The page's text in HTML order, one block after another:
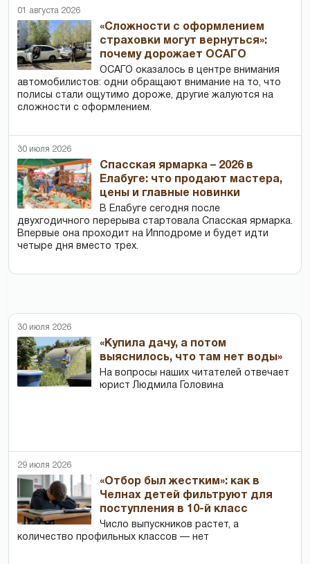
01 августа 2026
«Сложности с оформлением
страховки могут вернуться»:
почему дорожает ОСАГО
ОСАГО оказалось в центре внимания
автомобилистов: одни обращают внимание на то, что
полисы стали ощутимо дороже, другие жалуются на
сложности с оформлением.
30 июля 2026
Спасская ярмарка – 2026 в
Елабуге: что продают мастера,
цены и главные новинки
В Елабуге сегодня после
двухгодичного перерыва стартовала Спасская ярмарка.
Впервые она проходит на Ипподроме и будет идти
четыре дня вместо трех.
30 июля 2026
«Купила дачу, а потом
выяснилось, что там нет воды»
На вопросы наших читателей отвечает
юрист Людмила Головина
29 июля 2026
«Отбор был жестким»: как в
Челнах детей фильтруют для
поступления в 10-й класс
Число выпускников растет, а
количество профильных классов — нет